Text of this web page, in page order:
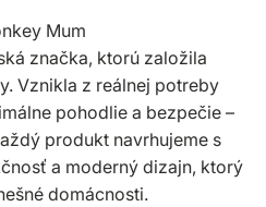
Mum
značka, ktorú založila
Vznikla z reálnej potreby
pohodlie a bezpečie –
produkt navrhujeme s
a moderný dizajn, ktorý
domácnosti.